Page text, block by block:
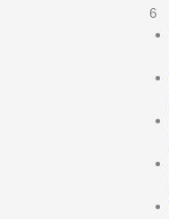
6